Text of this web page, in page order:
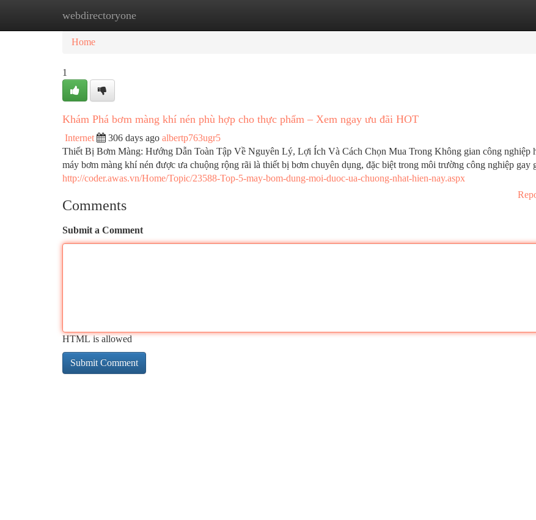
webdirectoryone
Home New Site Listings
Home
1
Khám Phá bơm màng khí nén phù hợp cho thực phẩm – Xem ngay ưu đãi HOT
Internet 306 days ago albertp763ugr5
Thiết Bị Bơm Màng: Hướng Dẫn Toàn Tập Về Nguyên Lý, Lợi Ích Và Cách Chọn Mua Trong Không gian công nghiệp
máy bơm màng khí nén được ưa chuộng rộng rãi là thiết bị bơm chuyên dụng, đặc biệt trong môi trường công nghiệp gay
http://coder.awas.vn/Home/Topic/23588-Top-5-may-bom-dung-moi-duoc-ua-chuong-nhat-hien-nay.aspx
Comments
Submit a Comment
HTML is allowed